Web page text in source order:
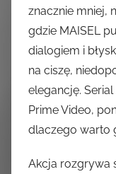
znacznie mniej,
gdzie MAISEL
dialogiem i
na ciszę,
elegancję.
Prime Video,
dlaczego warto
Akcja rozgrywa